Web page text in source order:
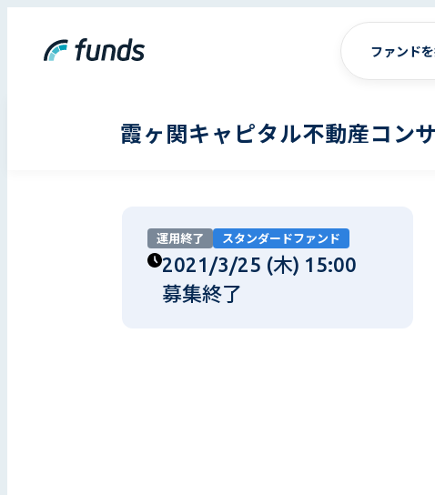
ファンド
霞ヶ関キャピタル不動産コン
運用終了 スタンダードファンド
2021/3/25 (木) 15:00
募集終了